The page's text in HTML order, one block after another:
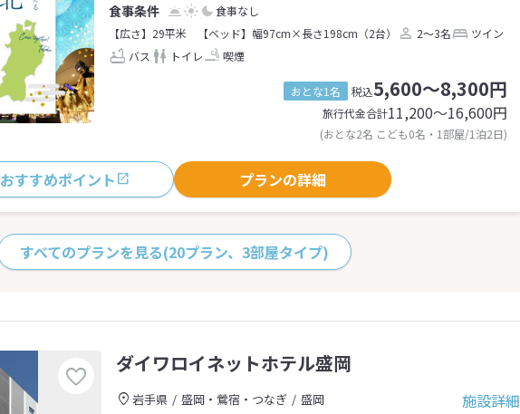
食事なし
【広さ】29平米
【ベッド】幅97cm×長さ198cm（2台） 2～3名
ツイン
バス
トイレ 喫煙
おとな1名 税込5,600～8,300円
旅行代金合計11,200〜16,600円
(おとな2名 こども0名・1部屋/1泊2日)
おすすめポイント プランの詳細
すべてのプランを見る(20プラン、3部屋タイプ)
ダイワロイネットホテル盛岡
施設詳細
岩手県 盛岡・鶯宿・つなぎ
盛岡